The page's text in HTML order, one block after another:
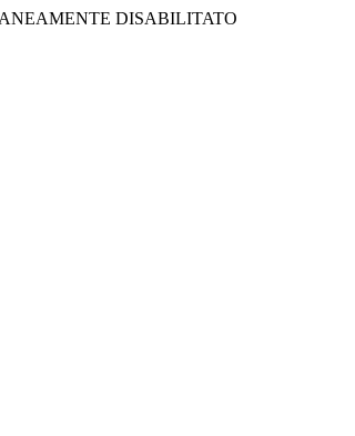
DISABILITATO